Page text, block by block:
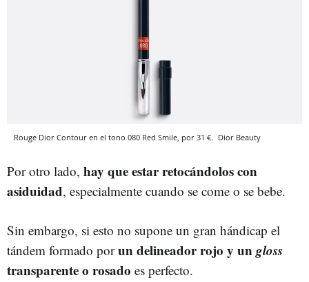
Rouge Dior Contour en el tono 080 Red Smile, por 31 €. Dior Beauty
Por otro lado, hay que estar retocándolos con
asiduidad, especialmente cuando se come o se bebe.
Sin embargo, si esto no supone un gran hándicap el
tándem formado porun delineador rojo y ungloss
transparente o rosado es perfecto.